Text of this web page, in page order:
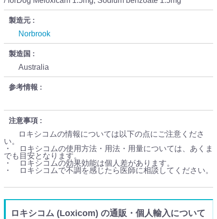
製造元
Norbrook
製造国
Australia
参考情報
注意事項
ロキシコムの情報については以下の点にご注意くださ
い。
・ ロキシコムの使用方法・用法・用量については、あくま
でも目安となります。
・ ロキシコムの効果効能は個人差があります。
・ ロキシコムで不調を感じたら医師に相談してください。
ロキシコム (Loxicom) の通販・個人輸入について